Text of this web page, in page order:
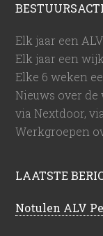
Elk jaar een
Elk jaar een
Elke 6 weken
Nieuws over de
via Nextdoor,
Werkgroepen
LAATSTE
Notulen ALV